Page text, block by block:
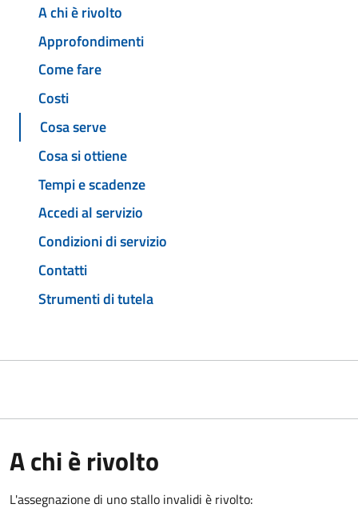
A chi è rivolto
Approfondimenti
Come fare
Costi
Cosa serve
Cosa si ottiene
Tempi e scadenze
Accedi al servizio
Condizioni di servizio
Contatti
Strumenti di tutela
A chi è rivolto
L'assegnazione di uno stallo invalidi è rivolto: